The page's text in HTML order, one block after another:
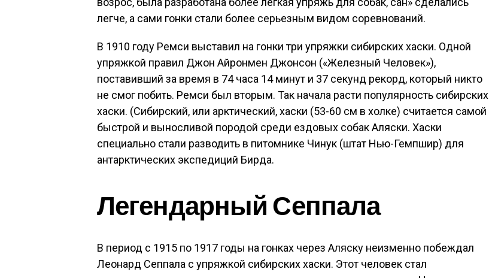
легче, а сами гонки стали более серьезным видом соревнований.
В 1910 году Ремси выставил на гонки три упряжки сибирских хаски. Одной
упряжкой правил Джон Айронмен Джонсон («Железный Человек»),
поставивший за время в 74 часа 14 минут и 37 секунд рекорд, который никто
не смог побить. Ремси был вторым. Так начала расти популярность сибирских
хаски. (Сибирский, или арктический, хаски (53-60 см в холке) считается самой
быстрой и выносливой породой среди ездовых собак Аляски. Хаски
специально стали разводить в питомнике Чинук (штат Нью-Гемпшир) для
антарктических экспедиций Бирда.
Легендарный Сеппала
В период с 1915 по 1917 годы на гонках через Аляску неизменно побеждал
Леонард Сеппала с упряжкой сибирских хаски. Этот человек стал